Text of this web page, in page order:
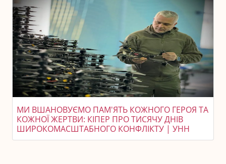
МИ ВШАНОВУЄМО ПАМ'ЯТЬ КОЖНОГО ГЕРОЯ ТА
КОЖНОЇ ЖЕРТВИ: КІПЕР ПРО ТИСЯЧУ ДНІВ
ШИРОКОМАСШТАБНОГО КОНФЛІКТУ | УНН